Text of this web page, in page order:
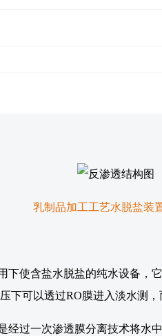
乳制品加工工艺水脱盐装
下使含盐水脱盐的纯水设备，
可以透过RO膜进入淡水测
过一次渗透膜分离技术将水